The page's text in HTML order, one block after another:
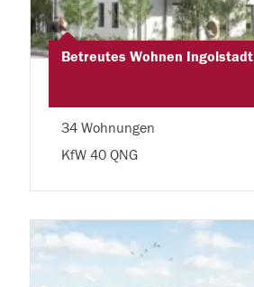
Betreutes Wohnen Ingolstadt
34 Wohnungen
KfW 40 QNG